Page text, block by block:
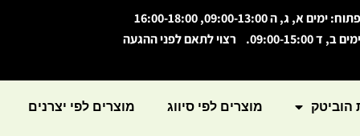
פתוח: ימים א, ג, ה 09:00-13:00, 16:00-18:00
ימים ב, ד 09:00-15:00. רצוי לתאם לפני ההגעה
הוביטק מוצרים לפי סיווג מוצרים לפי יצרנים